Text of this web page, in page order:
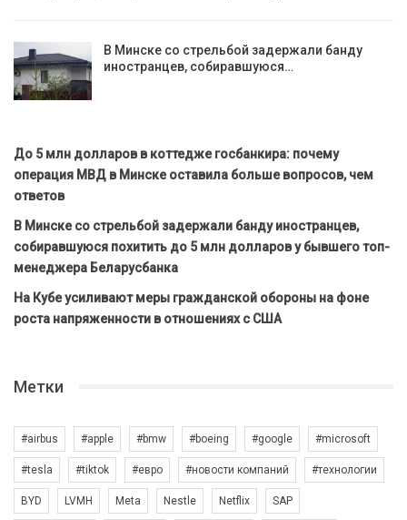
В Минске со стрельбой задержали банду
иностранцев, собиравшуюся…
До 5 млн долларов в коттедже госбанкира: почему
операция МВД в Минске оставила больше вопросов, чем
ответов
В Минске со стрельбой задержали банду иностранцев,
собиравшуюся похитить до 5 млн долларов у бывшего топ-
менеджера Беларусбанка
На Кубе усиливают меры гражданской обороны на фоне
роста напряженности в отношениях с США
Метки
#airbus #apple #bmw #boeing #google #microsoft
#tesla #tiktok #евро #новости компаний #технологии
BYD LVMH Meta Nestle Netflix SAP